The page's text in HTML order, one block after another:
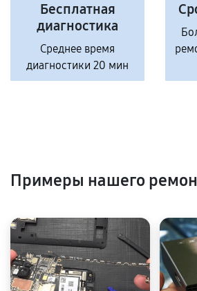
Бесплатная
диагностика
Среднее время
диагностики 20 мин
Примеры нашего